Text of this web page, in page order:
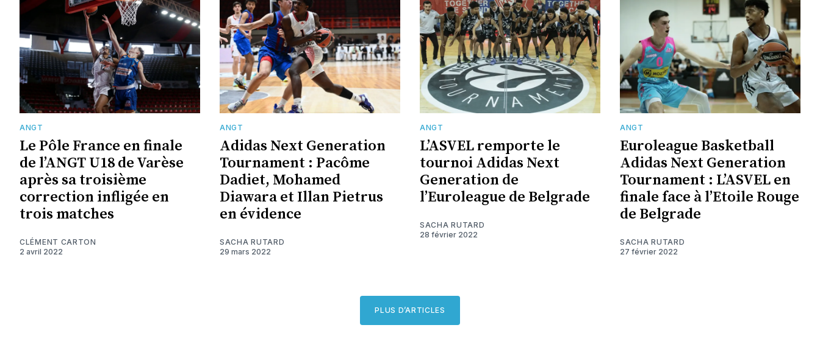
ANGT
Le Pôle France en finale
de l’ANGT U18 de Varèse
après sa troisième
correction infligée en
trois matches
CLÉMENT CARTON
2 avril 2022
ANGT
Adidas Next Generation
Tournament : Pacôme
Dadiet, Mohamed
Diawara et Illan Pietrus
en évidence
SACHA RUTARD
29 mars 2022
ANGT
L’ASVEL remporte le
tournoi Adidas Next
Generation de
l’Euroleague de Belgrade
SACHA RUTARD
28 février 2022
ANGT
Euroleague Basketball
Adidas Next Generation
Tournament : L’ASVEL en
finale face à l’Etoile Rouge
de Belgrade
SACHA RUTARD
27 février 2022
PLUS D’ARTICLES